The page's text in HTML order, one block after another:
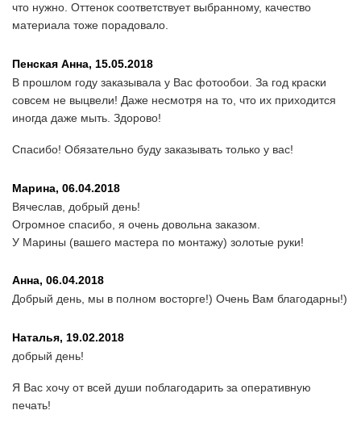
что нужно. Оттенок соответствует выбранному, качество
материала тоже порадовало.
Пенская Анна, 15.05.2018
В прошлом году заказывала у Вас фотообои. За год краски
совсем не выцвели! Даже несмотря на то, что их приходится
иногда даже мыть. Здорово!
Спасибо! Обязательно буду заказывать только у вас!
Марина, 06.04.2018
Вячеслав, добрый день!
Огромное спасибо, я очень довольна заказом.
У Марины (вашего мастера по монтажу) золотые руки!
Анна, 06.04.2018
Добрый день, мы в полном восторге!) Очень Вам благодарны!)
Наталья, 19.02.2018
добрый день!
Я Вас хочу от всей души поблагодарить за оперативную
печать!